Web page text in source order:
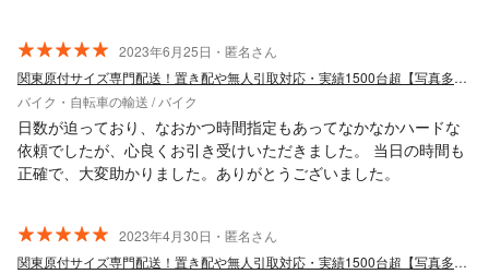
2023年6月25日・匿名さん
関東原付サイズ専門配送！置き配や無人引取対応・実績1500台超【写真多数】
バイク・自転車の輸送 / バイク
日数が迫っており、なおかつ時間指定もあってなかなかハードな
依頼でしたが、心良くお引き受けいただきました。 当日の時間も
正確で、大変助かりました。ありがとうございました。
2023年4月30日・匿名さん
関東原付サイズ専門配送！置き配や無人引取対応・実績1500台超【写真多数】